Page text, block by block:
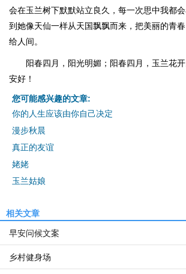
会在玉兰树下默默站立良久，每一次思中我都
到她像天仙一样从天国飘飘而来，把美丽的青
给人间。
阳春四月，阳光明媚；阳春四月，玉兰花
安好！
您可能感兴趣的文章:
你的人生应该由你自己决定
漫步秋晨
真正的友谊
姥姥
玉兰姑娘
相关文章
早安问候文案
乡村健身场